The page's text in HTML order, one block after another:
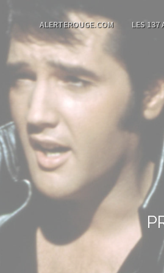
ALERTEROUGE.COM LES 137